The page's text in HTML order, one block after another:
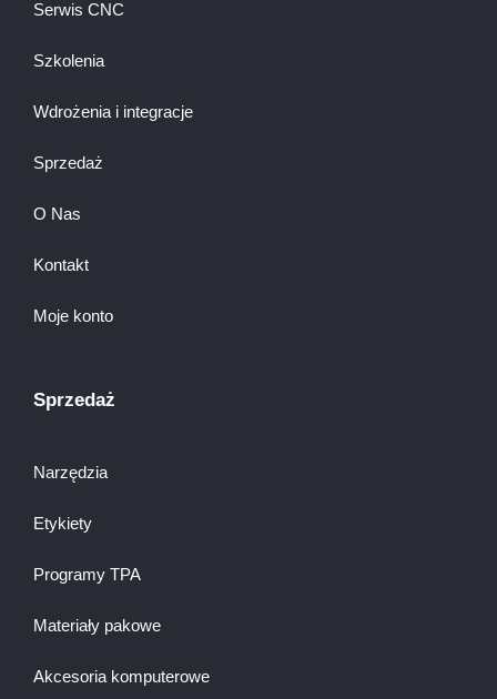
Serwis CNC
Szkolenia
Wdrożenia i integracje
Sprzedaż
O Nas
Kontakt
Moje konto
Sprzedaż
Narzędzia
Etykiety
Programy TPA
Materiały pakowe
Akcesoria komputerowe